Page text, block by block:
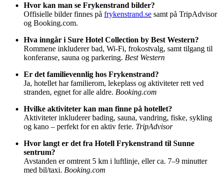
Hvor kan man se Frykenstrand bilder?
Offisielle bilder finnes på frykenstrand.se samt på TripAdvisor
og Booking.com.
Hva inngår i Sure Hotel Collection by Best Western?
Rommene inkluderer bad, Wi-Fi, frokostvalg, samt tilgang til
konferanse, sauna og parkering. Best Western
Er det familievennlig hos Frykenstrand?
Ja, hotellet har familierom, lekeplass og aktiviteter rett ved
stranden, egnet for alle aldre. Booking.com
Hvilke aktiviteter kan man finne på hotellet?
Aktiviteter inkluderer bading, sauna, vandring, fiske, sykling
og kano – perfekt for en aktiv ferie. TripAdvisor
Hvor langt er det fra Hotell Frykenstrand til Sunne
sentrum?
Avstanden er omtrent 5 km i luftlinje, eller ca. 7–9 minutter
med bil/taxi. Booking.com